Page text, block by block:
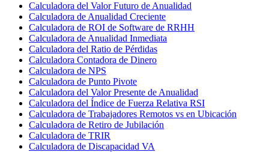
Calculadora del Valor Futuro de Anualidad
Calculadora de Anualidad Creciente
Calculadora de ROI de Software de RRHH
Calculadora de Anualidad Inmediata
Calculadora del Ratio de Pérdidas
Calculadora Contadora de Dinero
Calculadora de NPS
Calculadora de Punto Pivote
Calculadora del Valor Presente de Anualidad
Calculadora del Índice de Fuerza Relativa RSI
Calculadora de Trabajadores Remotos vs en Ubicación
Calculadora de Retiro de Jubilación
Calculadora de TRIR
Calculadora de Discapacidad VA